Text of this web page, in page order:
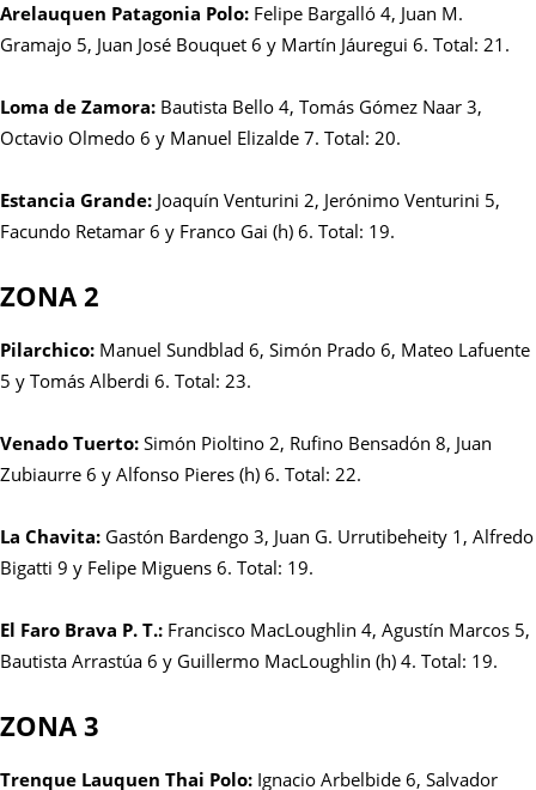
Arelauquen Patagonia Polo: Felipe Bargalló 4, Juan M.
Gramajo 5, Juan José Bouquet 6 y Martín Jáuregui 6. Total: 21.
Loma de Zamora: Bautista Bello 4, Tomás Gómez Naar 3,
Octavio Olmedo 6 y Manuel Elizalde 7. Total: 20.
Estancia Grande: Joaquín Venturini 2, Jerónimo Venturini 5,
Facundo Retamar 6 y Franco Gai (h) 6. Total: 19.
ZONA 2
Pilarchico: Manuel Sundblad 6, Simón Prado 6, Mateo Lafuente
5 y Tomás Alberdi 6. Total: 23.
Venado Tuerto: Simón Pioltino 2, Rufino Bensadón 8, Juan
Zubiaurre 6 y Alfonso Pieres (h) 6. Total: 22.
La Chavita: Gastón Bardengo 3, Juan G. Urrutibeheity 1, Alfredo
Bigatti 9 y Felipe Miguens 6. Total: 19.
El Faro Brava P. T.: Francisco MacLoughlin 4, Agustín Marcos 5,
Bautista Arrastúa 6 y Guillermo MacLoughlin (h) 4. Total: 19.
ZONA 3
Trenque Lauquen Thai Polo: Ignacio Arbelbide 6, Salvador